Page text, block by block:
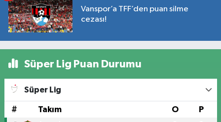
Vanspor’a TFF’den puan silme
cezası!
Süper Lig Puan Durumu
Süper Lig
# Takım O P